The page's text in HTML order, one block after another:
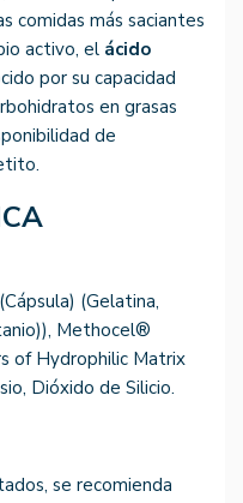
comidas más saciantes
activo, el ácido
por su capacidad
en grasas
de
(Gelatina,
Methocel®
of Hydrophilic Matrix
Dióxido de Silicio.
se recomienda